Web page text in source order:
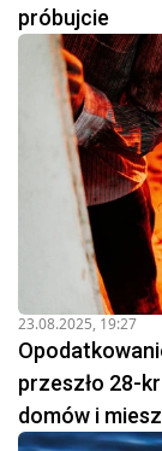
próbujcie
23.08.2025, 19:27
przeszło 28-
domów i